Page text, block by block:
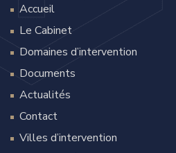
Accueil
Le Cabinet
Domaines d’intervention
Documents
Actualités
Contact
Villes d’intervention